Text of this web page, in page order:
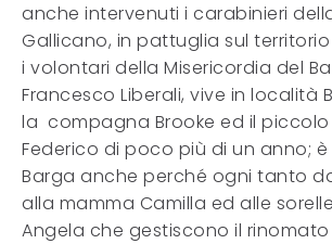
anche intervenuti i carabinieri
Gallicano, in pattuglia sul territorio
i volontari della Misericordia del
Francesco Liberali, vive in località
la compagna Brooke ed il
Federico di poco più di un anno;
Barga anche perché ogni tanto
alla mamma Camilla ed alle
Angela che gestiscono il